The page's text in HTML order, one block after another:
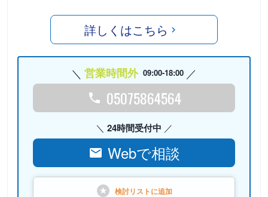
詳しくはこちら
営業時間外 09:00-18:00
05075864564
24時間受付中
Webで相談
検討リストに追加